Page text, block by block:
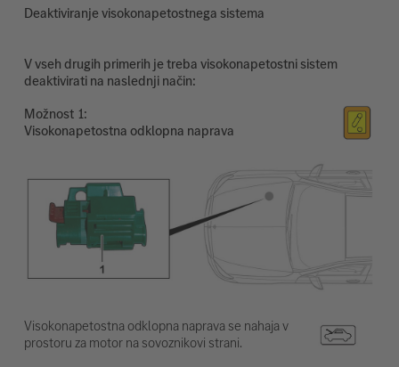
Deaktiviranje visokonapetostnega sistema
V vseh drugih primerih je treba visokonapetostni sistem
deaktivirati na naslednji način:
Možnost
Visokonapetostna odklopna naprava
Visokonapetostna odklopna naprava se nahaja v
prostoru za motor na sovoznikovi strani.